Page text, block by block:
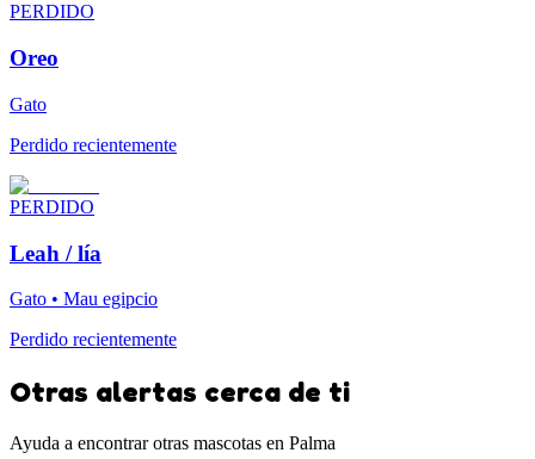
PERDIDO
Oreo
Gato
Perdido recientemente
PERDIDO
Leah / lía
Gato • Mau egipcio
Perdido recientemente
Otras alertas cerca de ti
Ayuda a encontrar otras mascotas en Palma